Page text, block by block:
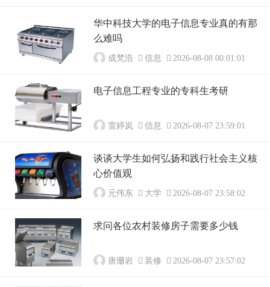
华中科技大学的电子信息专业真的有那
么难吗
成梵浩 信息 2026-08-08 00:01:01
电子信息工程专业的专科生考研
雷婷岚 信息 2026-08-07 23:59:01
谈谈大学生如何弘扬和践行社会主义核
心价值观
元伟东 大学 2026-08-07 23:58:02
求问各位农村装修房子需要多少钱
唐珊岩 装修 2026-08-07 23:57:02